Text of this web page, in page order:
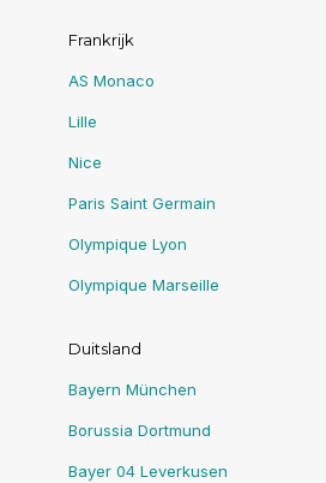
Frankrijk
AS Monaco
Lille
Nice
Paris Saint Germain
Olympique Lyon
Olympique Marseille
Duitsland
Bayern München
Borussia Dortmund
Bayer 04 Leverkusen